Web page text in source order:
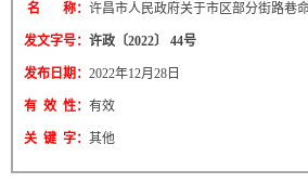
名 称： 许昌市人民政府关于市区部分街路巷
发文字号： 许政〔2022〕 44号
发布日期： 2022年12月28日
有 效 性： 有效
关 键 字： 其他